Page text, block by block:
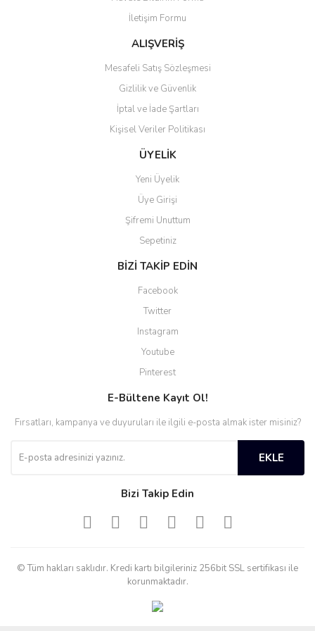
Ürün bilgilerinde hatalar bulunuyor.
Ürün fiyatı diğer sitelerden daha pahalı.
Gönder
İletişim Formu
ALIŞVERİŞ
Mesafeli Satış Sözleşmesi
Gizlilik ve Güvenlik
İptal ve İade Şartları
Kişisel Veriler Politikası
ÜYELİK
Yeni Üyelik
Üye Girişi
Şifremi Unuttum
Sepetiniz
BİZİ TAKİP EDİN
Facebook
Twitter
Instagram
Youtube
Pinterest
E-Bültene Kayıt Ol!
Fırsatları, kampanya ve duyuruları ile ilgili e-posta almak ister misiniz?
EKLE
Bizi Takip Edin
© Tüm hakları saklıdır. Kredi kartı bilgileriniz 256bit SSL sertifikası ile
korunmaktadır.